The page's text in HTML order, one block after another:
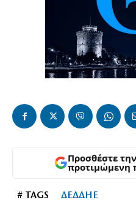
Προσθέστε
προτιμώμενη
# TAGS ΔΕΔΔΗΕ